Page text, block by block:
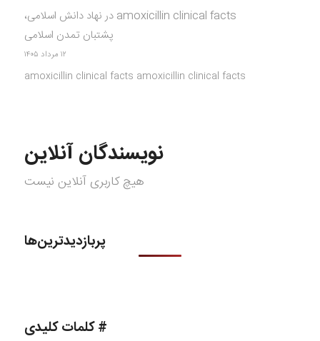
amoxicillin clinical facts در نهاد دانش اسلامی،
پشتبان تمدن اسلامی
۱۲ مرداد ۱۴۰۵
amoxicillin clinical facts amoxicillin clinical facts
نویسندگان آنلاین
هیچ کاربری آنلاین نیست
پربازدیدترین‌ها
# کلمات کلیدی